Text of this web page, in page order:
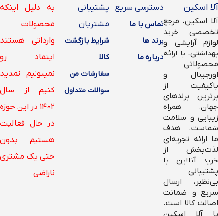
آلا اسکین
آلا اسکین، مرجع
تخصصی خرید
لوازم آرایشی و
بهداشتی، با ارائه
محصولاتی
اورجینال و
باکیفیت از
برترین برندهای
جهان، همراه
زیبایی و سلامت
شماست. هدف
ما ارائه تجربه‌ای
لذت‌بخش از
خرید آنلاین با
پشتیبانی
بی‌نظیر، ارسال
سریع و ضمانت
اصالت کالا است.
دسترسی سریع
تماس با ما
برند ها
درباره ما
پشتیبانی
مشتریان
شرایط بازگشت
کالا
سفارشات من
سوالات متداول
به دلیل اینکه
محصولات
وارداتی هستند
اینماد رو
نمیتونیم تمدید
کنیم از سال
۱۴۰۲ در این حوزه
در حال فعالیت
هستیم بدون
حتی یک مشتری
ناراضی